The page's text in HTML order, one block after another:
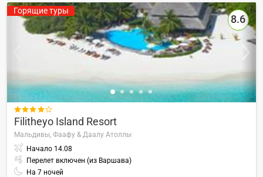
Горящие туры
8.6

Filitheyo Island Resort
Мальдивы, Фаафу & Даалу Атоллы
Начало 14.08
Перелет включен (из Варшава)
На 7 ночей